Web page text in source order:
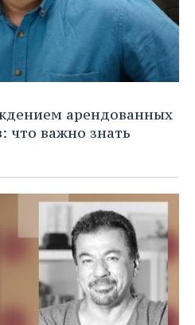
арендованных
что важно знать